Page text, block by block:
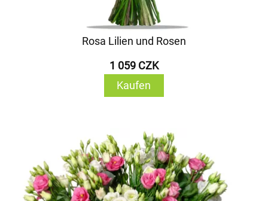
Rosa Lilien und Rosen
1 059 CZK
Kaufen